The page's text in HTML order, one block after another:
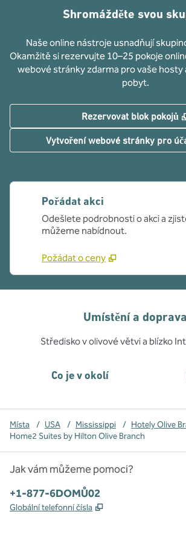
Shromážděte svou
Naše online nástroje usnadňují
Okamžitě si rezervujte 10–25 pokoje
webové stránky zdarma pro vaše hosty
pobyt.
Rezervovat blok pokojů
Vytvoření webové stránky pro
Pořádat akci
Odešlete podrobnosti o akci a
můžeme nabídnout.
Požádat o ceny
Umístění a doprava
Středisko v olivové větvi a blízko
Co je v okolí
Místa / USA / Mississippi / Hotely Olive
Home2 Suites by Hilton Olive Branch
Jak vám můžeme pomoci?
Telefon:
+1-877-6DOMŮ02
Globální telefonní čísla ,